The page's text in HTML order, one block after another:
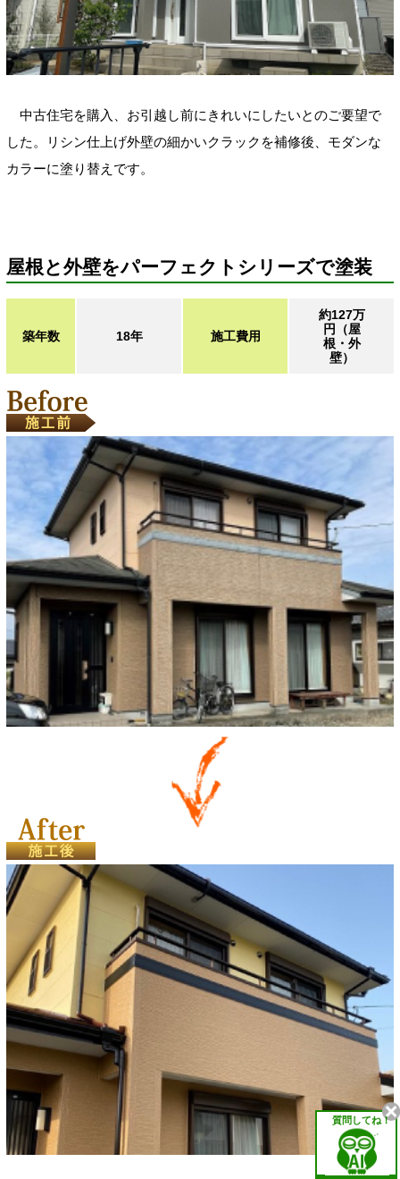
中古住宅を購入、お引越し前にきれいにしたいとのご要望で
した。リシン仕上げ外壁の細かいクラックを補修後、モダンな
カラーに塗り替えです。
屋根と外壁をパーフェクトシリーズで塗装
築年数 18年 施工費用
約127万
円（屋
根・外
壁）
質問してね！